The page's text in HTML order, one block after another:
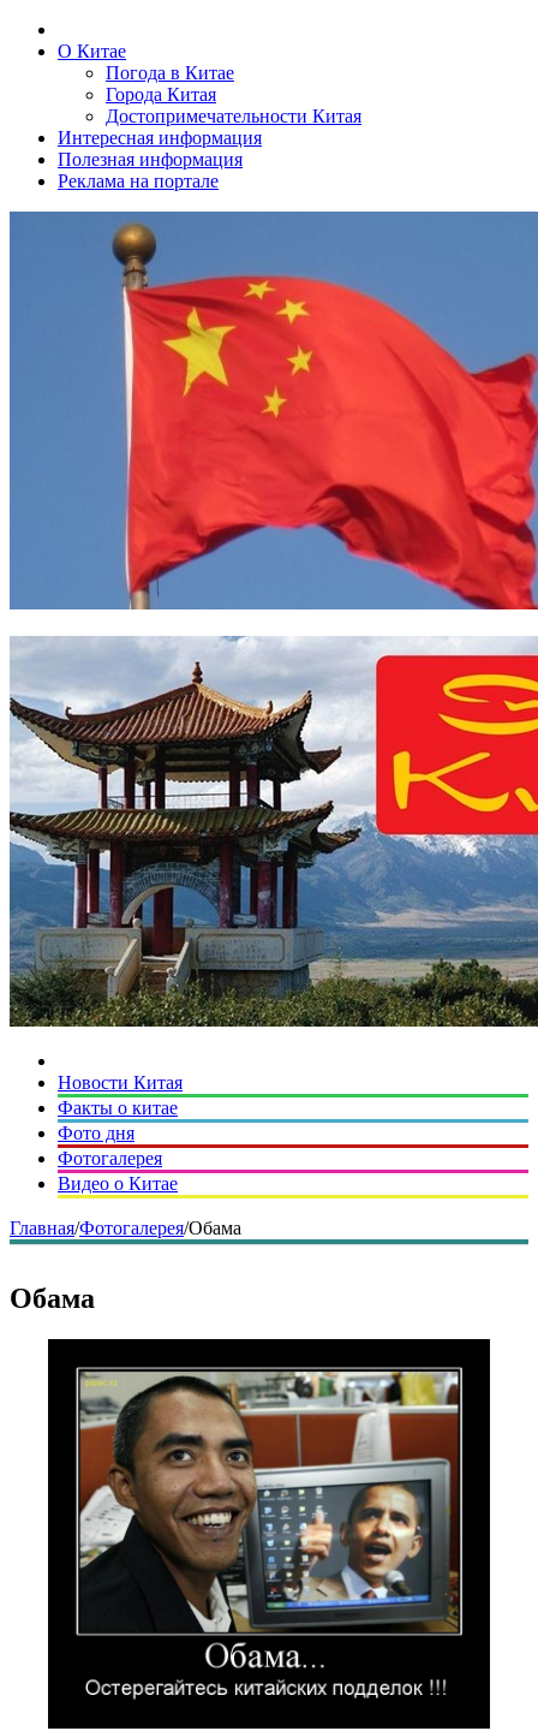
О Китае
Погода в Китае
Города Китая
Достопримечательности Китая
Интересная информация
Полезная информация
Реклама на портале
Новости Китая
Факты о китае
Фото дня
Фотогалерея
Видео о Китае
Главная/Фотогалерея/Обама
Обама